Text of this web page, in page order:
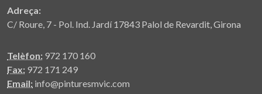
Adreça:
C/ Roure, 7 - Pol. Ind. Jardí 17843 Palol de Revardit, Girona
Telèfon: 972 170 160
Fax: 972 171 249
Email: info@pinturesmvic.com